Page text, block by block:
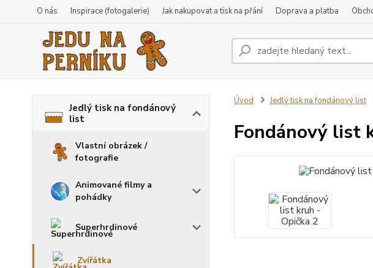
O nás Inspirace (fotogalerie) Jak nakupovat a tisk na přání Doprava a platba
Jedlý tisk na fondánový
list
Vlastní obrázek /
fotografie
Animované filmy a
pohádky
Superhrdinové
Zvířátka
Úvod Jedlý tisk na fondánový list
Fondánový list